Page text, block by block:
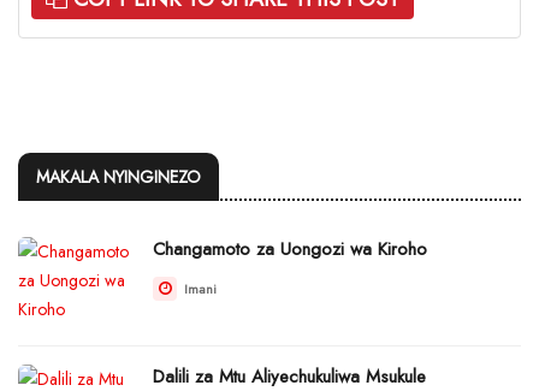
MAKALA NYINGINEZO
Changamoto za Uongozi wa Kiroho
Imani
Dalili za Mtu Aliyechukuliwa Msukule